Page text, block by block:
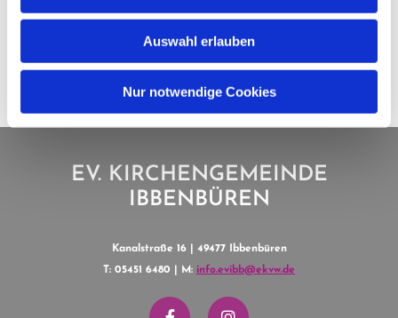
Auswahl erlauben
Nur notwendige Cookies
EV. KIRCHENGEMEINDE
IBBENBÜREN
Kanalstraße 16 | 49477 Ibbenbüren
T: 05451 6480 | M: info.evibb@ekvw.de